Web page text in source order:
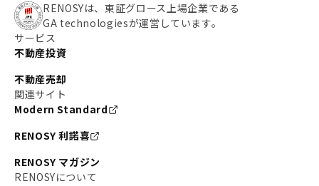
RENOSYは、東証グロース上場企業である
GA technologiesが運営しています。
サービス
不動産投資
不動産売却
関連サイト
Modern Standard
RENOSY 利諾喜
RENOSY マガジン
RENOSYについて